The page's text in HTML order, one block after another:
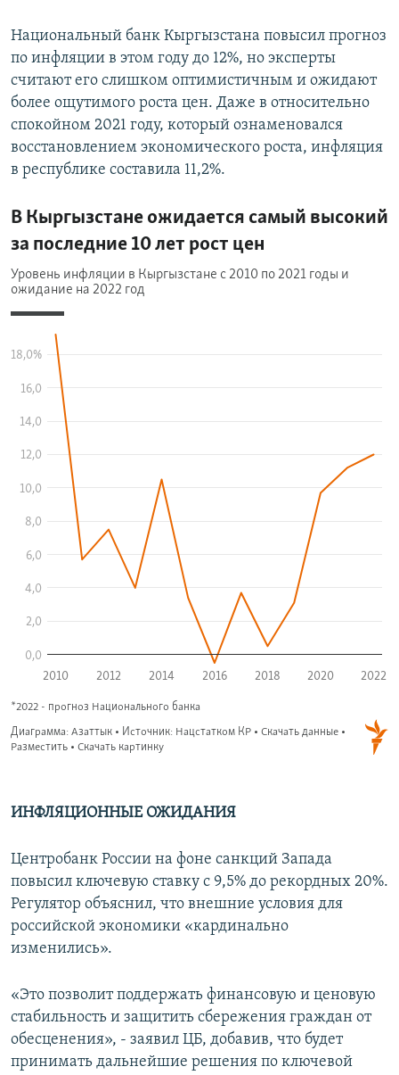
Национальный банк Кыргызстана повысил прогноз
по инфляции в этом году до 12%, но эксперты
считают его слишком оптимистичным и ожидают
более ощутимого роста цен. Даже в относительно
спокойном 2021 году, который ознаменовался
восстановлением экономического роста, инфляция
в республике составила 11,2%.
ИНФЛЯЦИОННЫЕ ОЖИДАНИЯ
Центробанк России на фоне санкций Запада
повысил ключевую ставку с 9,5% до рекордных 20%.
Регулятор объяснил, что внешние условия для
российской экономики «кардинально
изменились».
«Это позволит поддержать финансовую и ценовую
стабильность и защитить сбережения граждан от
обесценения», - заявил ЦБ, добавив, что будет
принимать дальнейшие решения по ключевой